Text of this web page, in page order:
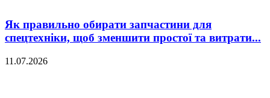
Як правильно обирати запчастини для
спецтехніки, щоб зменшити простої та витрати...
11.07.2026